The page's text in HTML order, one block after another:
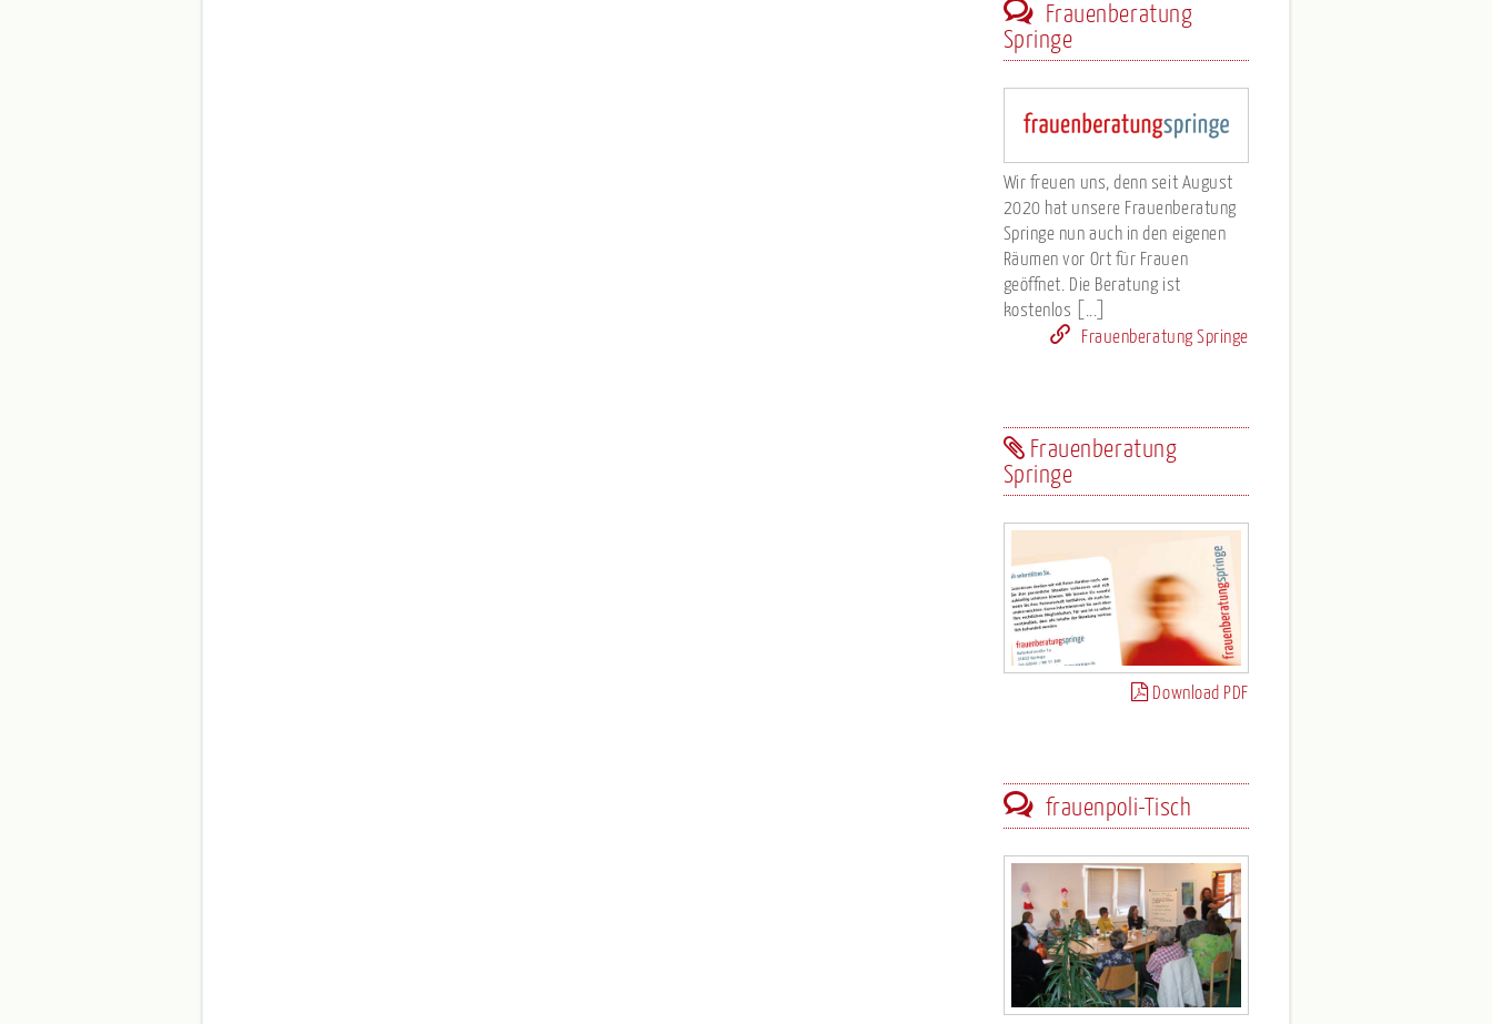
Frauenberatung
Springe
Wir freuen uns, denn seit August
2020 hat unsere Frauenberatung
Springe nun auch in den eigenen
Räumen vor Ort für Frauen
geöffnet. Die Beratung ist
kostenlos [...]
Frauenberatung Springe
Frauenberatung
Springe
Download PDF
frauenpoli-Tisch